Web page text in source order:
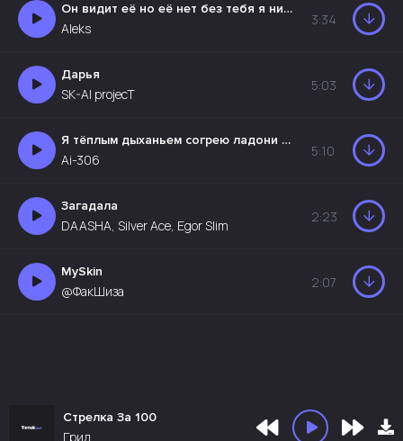
Он видит её но её нет без тебя я никто
Aleks
3:34
Дарья
SK-AI projecT
5:03
Я тёплым дыханьем согрею ладони твои
Ai-306
5:10
Загадала
DAASHA, Silver Ace, Egor Slim
2:23
MySkin
@ФакШиза
2:07
Стрелка За 100
Грид